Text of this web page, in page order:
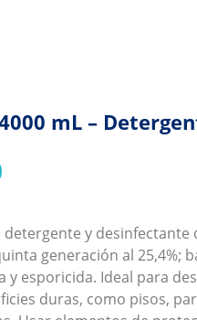
mL –
detergente y desinfectante
generación al 25,4%;
y esporicida. Ideal para
duras, como pisos,